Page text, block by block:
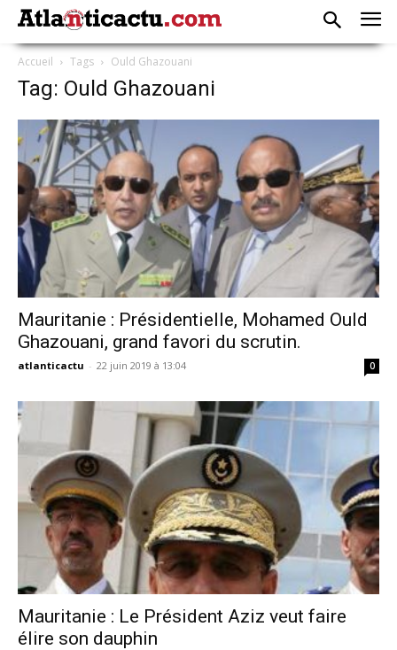
Accueil Tags Ould Ghazouani
Tag: Ould Ghazouani
Mauritanie : Présidentielle, Mohamed Ould
Ghazouani, grand favori du scrutin.
atlanticactu - 22 juin 2019 à 13:04 0
Mauritanie : Le Président Aziz veut faire
élire son dauphin